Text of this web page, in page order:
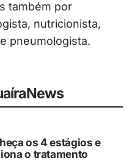
também por
nutricionista,
pneumologista.
os 4 estágios e
o tratamento